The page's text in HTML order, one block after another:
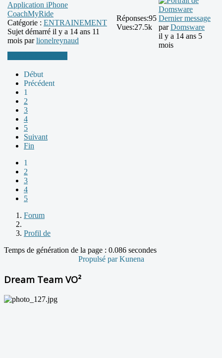
Application iPhone
CoachMyRide
Catégorie : ENTRAINEMENT
Sujet démarré il y a 14 ans 11
mois parlionelreynaud
Réponses:95
Vues:27.5k
Dernier message
parDomsware
il y a 14 ans 5
mois
Début
Précédent
1
2
3
4
5
Suivant
Fin
1
2
3
4
5
Forum
Profil de
Temps de génération de la page : 0.086 secondes
Propulsé parKunena
Dream Team VO²